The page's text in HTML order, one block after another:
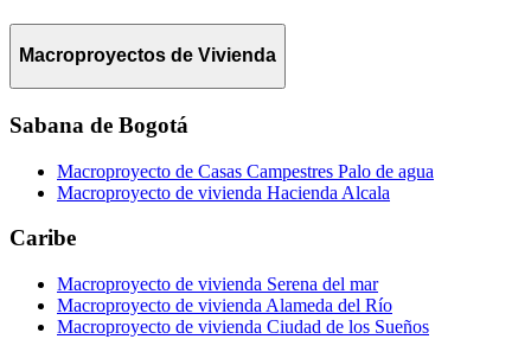
Macroproyectos de Vivienda
Sabana de Bogotá
Macroproyecto de Casas Campestres Palo de agua
Macroproyecto de vivienda Hacienda Alcala
Caribe
Macroproyecto de vivienda Serena del mar
Macroproyecto de vivienda Alameda del Río
Macroproyecto de vivienda Ciudad de los Sueños